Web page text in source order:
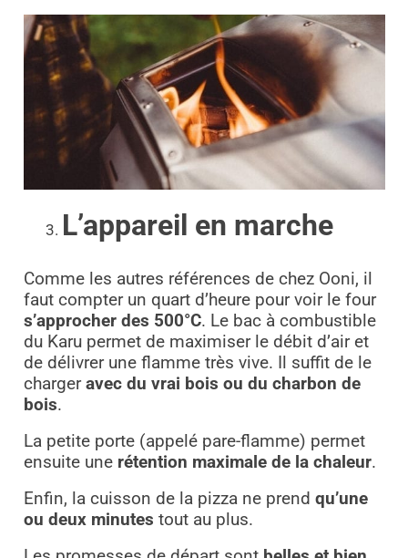
L’appareil en marche
Comme les autres références de chez Ooni, il
faut compter un quart d’heure pour voir le four
s’approcher des 500°C. Le bac à combustible
du Karu permet de maximiser le débit d’air et
de délivrer une flamme très vive.
Il suffit de le
chargeravec du vrai bois ou du charbon de
bois.
La petite porte (appelé pare-flamme) permet
ensuite une rétention maximale de la chaleur.
Enfin, la cuisson de la pizza ne prend qu’une
ou deux minutes tout au plus.